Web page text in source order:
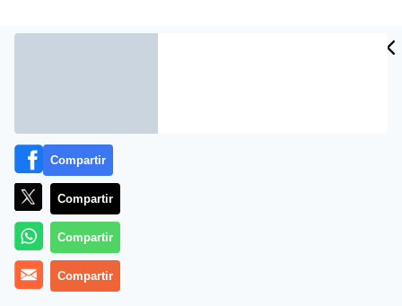
(Andrea Tornielli, director de los
pasado seis años desde aquel relámpago en un cielo
Compartir
Compartir
Compartir
Compartir